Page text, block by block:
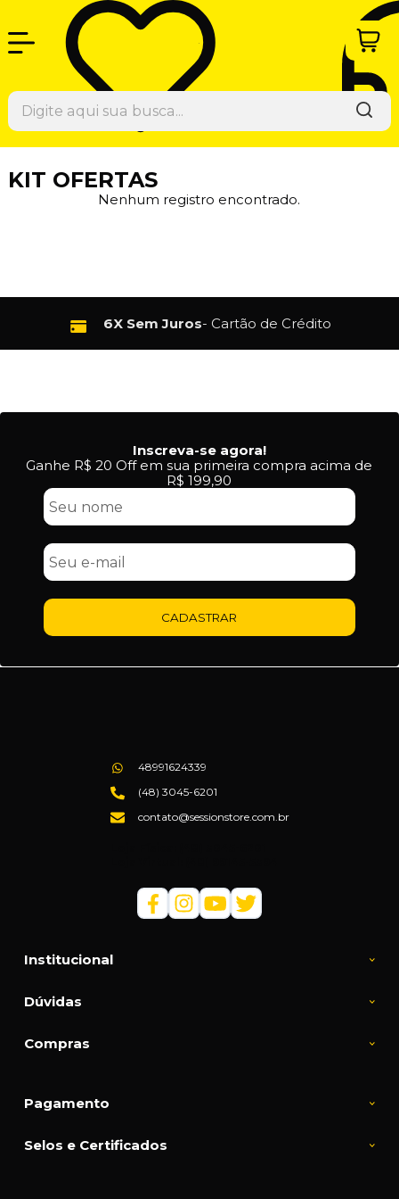
KIT OFERTAS
Nenhum registro encontrado.
6X Sem Juros- Cartão de Crédito
Inscreva-se agora!
Ganhe R$ 20 Off em sua primeira compra acima de
R$ 199,90
CADASTRAR
Institucional
Dúvidas
Compras
48991624339
(48) 3045-6201
contato@sessionstore.com.br
Pagamento
Selos e Certificados